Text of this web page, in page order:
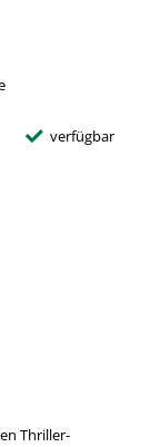
verfügbar
Thriller-